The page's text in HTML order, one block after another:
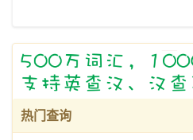
热门查询